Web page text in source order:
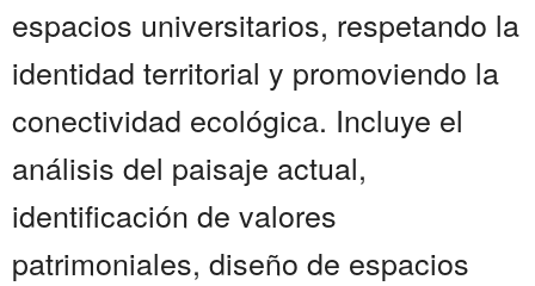
espacios universitarios, respetando la
identidad territorial y promoviendo la
conectividad ecológica. Incluye el
análisis del paisaje actual,
identificación de valores
patrimoniales, diseño de espacios